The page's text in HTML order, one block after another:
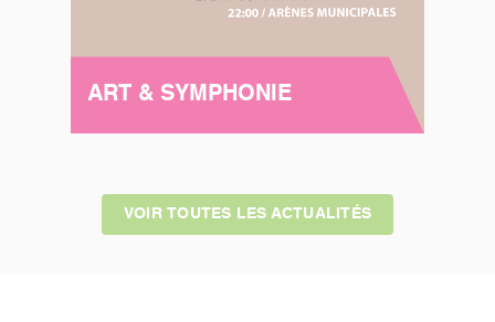
ART & SYMPHONIE
VOIR TOUTES LES ACTUALITÉS